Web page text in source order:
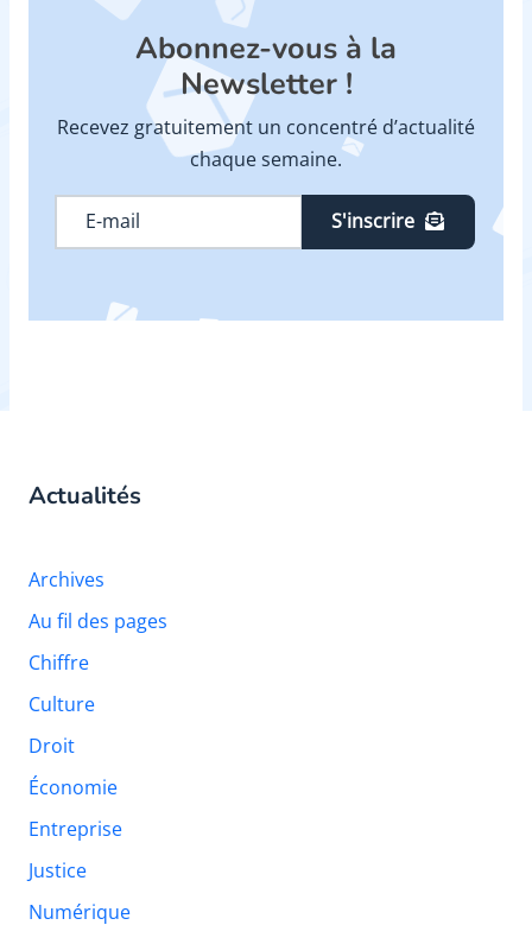
Abonnez-vous à la
Newsletter !
Recevez gratuitement un concentré d’actualité
chaque semaine.
S'inscrire
Actualités
Archives
Au fil des pages
Chiffre
Culture
Droit
Économie
Entreprise
Justice
Numérique